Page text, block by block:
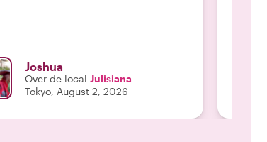
Joshua
Over de local Julisiana
Tokyo, August 2, 2026